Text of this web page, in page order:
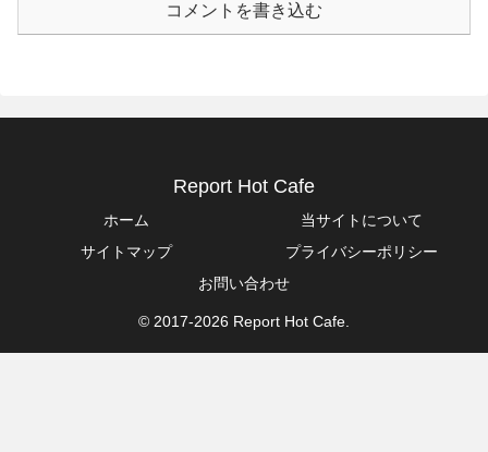
コメントを書き込む
Report Hot Cafe
ホーム
当サイトについて
サイトマップ
プライバシーポリシー
お問い合わせ
© 2017-2026 Report Hot Cafe.